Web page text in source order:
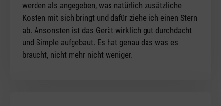
werden als angegeben, was natürlich zusätzliche
Kosten mit sich bringt und dafür ziehe ich einen Stern
ab. Ansonsten ist das Gerät wirklich gut durchdacht
und Simple aufgebaut. Es hat genau das was es
braucht, nicht mehr nicht weniger.